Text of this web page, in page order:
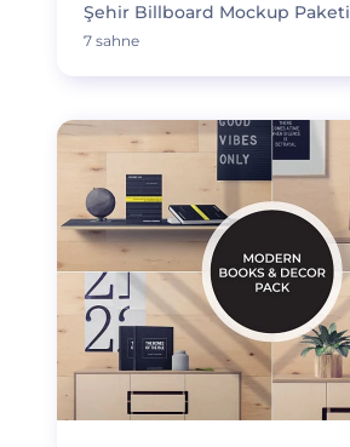
Şehir Billboard Mockup Paketi
7 sahne